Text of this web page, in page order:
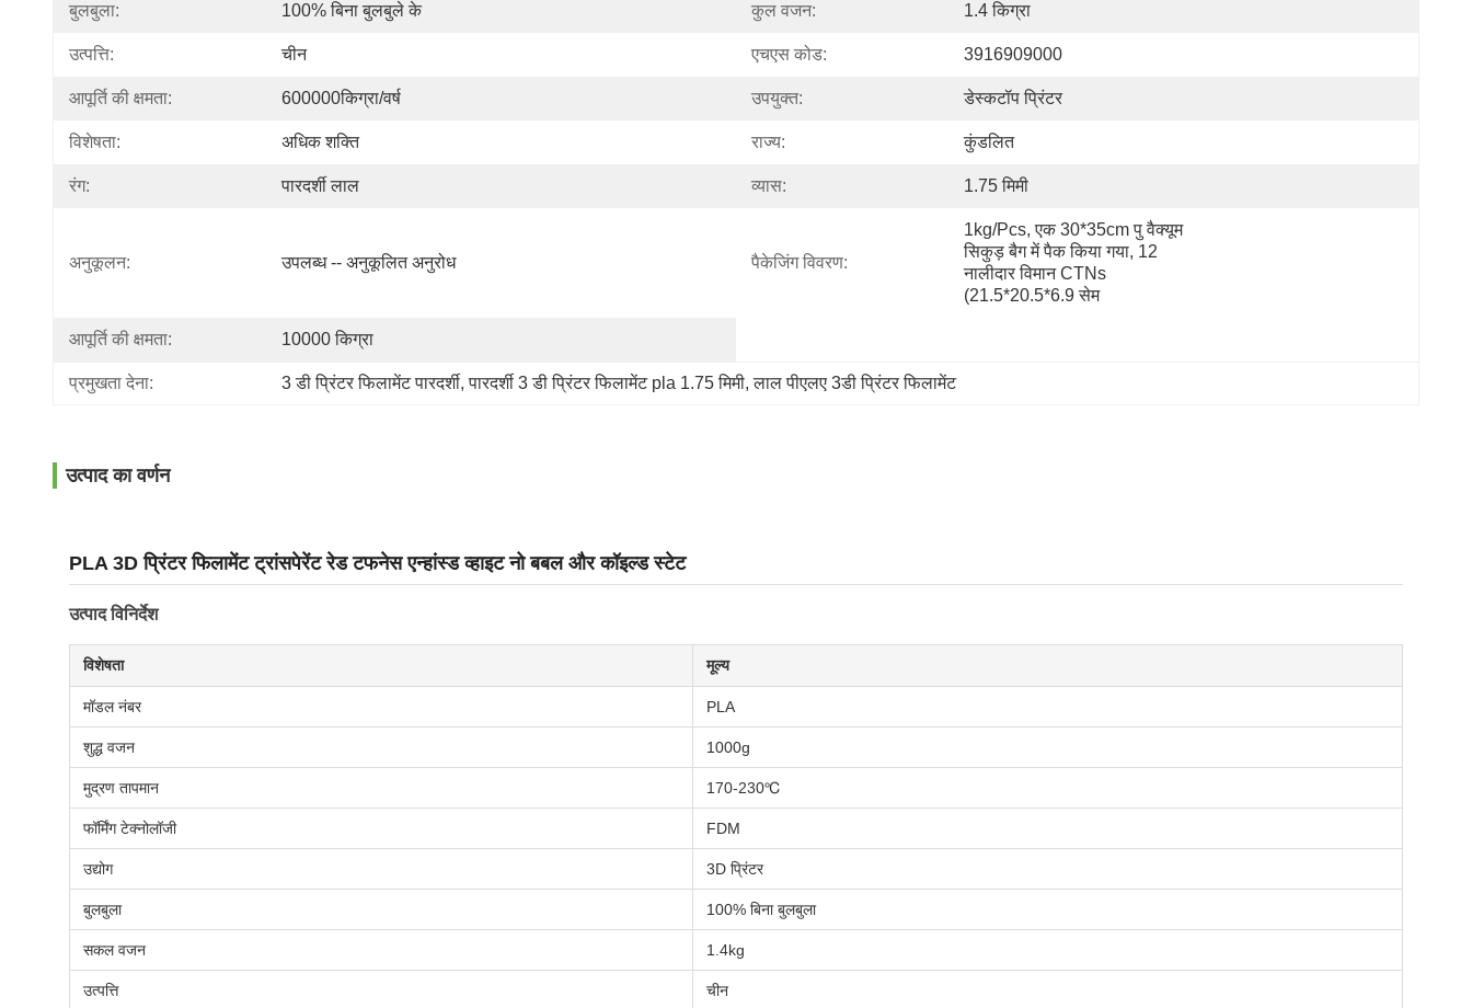
बुलबुला: 100% बिना बुलबुले के कुल वजन: 1.4 किग्रा
उत्पत्ति: चीन एचएस कोड: 3916909000
आपूर्ति की क्षमता: 600000किग्रा/वर्ष उपयुक्त: डेस्कटॉप प्रिंटर
विशेषता: अधिक शक्ति राज्य: कुंडलित
रंग: पारदर्शी लाल व्यास: 1.75 मिमी
अनुकूलन: उपलब्ध -- अनुकूलित अनुरोध पैकेजिंग विवरण:
1kg/pcs, एक 30*35cm पु वैक्यूम
सिकुड़ बैग में पैक किया गया, 12
नालीदार विमान CTNs
(21.5*20.5*6.9 सेम
आपूर्ति की क्षमता: 10000 किग्रा
प्रमुखता देना: 3 डी प्रिंटर फिलामेंट पारदर्शी, पारदर्शी 3 डी प्रिंटर फिलामेंट pla 1.75 मिमी, लाल पीएलए 3डी प्रिंटर फिलामेंट
उत्पाद का वर्णन
PLA 3D प्रिंटर फिलामेंट ट्रांसपेरेंट रेड टफनेस एन्हांस्ड व्हाइट नो बबल और कॉइल्ड स्टेट
उत्पाद विनिर्देश
विशेषता मूल्य
मॉडल नंबर PLA
शुद्ध वजन 1000g
मुद्रण तापमान 170-230℃
फॉर्मिंग टेक्नोलॉजी FDM
उद्योग 3D प्रिंटर
बुलबुला 100% बिना बुलबुला
सकल वजन 1.4kg
उत्पत्ति चीन